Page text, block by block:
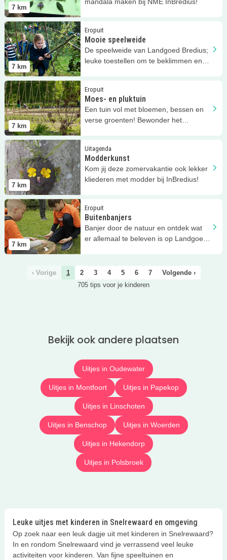
7 km
mandala maken bij NME InBredius!
7 km
Eropuit
Mooie speelweide
De speelweide van Landgoed Bredius;
leuke toestellen om te beklimmen en
Lees meer Mooie speelweide
7 km
Eropuit
Moes- en pluktuin
Een tuin vol met bloemen, bessen en
verse groenten! Bewonder het
Lees meer Moes- en pluktuin
7 km
Uitagenda
Modderkunst
Kom jij deze zomervakantie ook lekker
kliederen met modder bij InBredius!
Lees meer Modderkunst
7 km
Eropuit
Buitenbanjers
Banjer door de natuur en ontdek wat
er allemaal te beleven is op Landgoed
Lees meer Buitenbanjers
‹ Vorige 1 2 3 4 5 6 7
Volgende ›
705 tips voor je kinderen
Bekijk ook andere plaatsen
Uitjes in Oudewater
Uitjes in Montfoort Uitjes in Papekop
Uitjes in Linschoten
Uitjes in Benschop Uitjes in Woerden
Uitjes in Hekendorp
Uitjes in Polsbroek
Leuke uitjes met kinderen in Snelrewaard en omgeving
Op zoek naar een leuk dagje uit met kinderen in Snelrewaard?
In en rondom Snelrewaard vind je verrassend veel leuke
activiteiten voor kinderen. Van fijne speeltuinen en